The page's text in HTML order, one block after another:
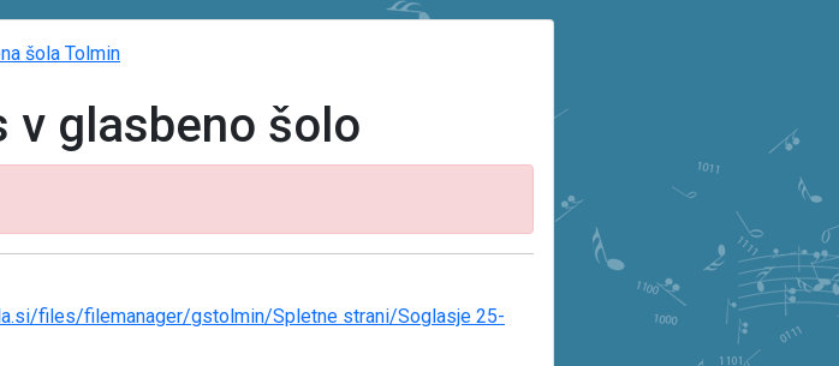
šola Tolmin
v glasbeno šolo
files/filemanager/gstolmin/Spletne strani/Soglasje 25-